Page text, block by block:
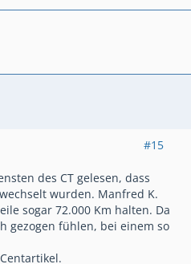
#15
des CT gelesen, dass
wurden. Manfred K.
sogar 72.000 Km halten. Da
gezogen fühlen, bei einem so